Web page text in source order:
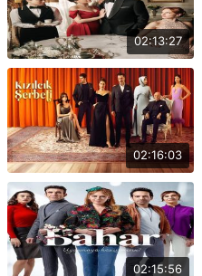
02:13:27
02:16:03
02:15:56